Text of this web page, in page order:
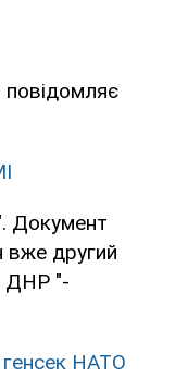
повідомляє
Документ
вже другий
ДНР "-
генсек НАТО